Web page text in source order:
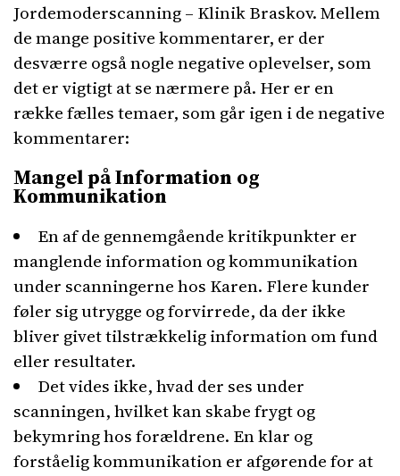
Jordemoderscanning – Klinik Braskov. Mellem
de mange positive kommentarer, er der
desværre også nogle negative oplevelser, som
det er vigtigt at se nærmere på. Her er en
række fælles temaer, som går igen i de negative
kommentarer:
Mangel på Information og
Kommunikation
En af de gennemgående kritikpunkter er
manglende information og kommunikation
under scanningerne hos Karen. Flere kunder
føler sig utrygge og forvirrede, da der ikke
bliver givet tilstrækkelig information om fund
eller resultater.
Det vides ikke, hvad der ses under
scanningen, hvilket kan skabe frygt og
bekymring hos forældrene. En klar og
forståelig kommunikation er afgørende for at